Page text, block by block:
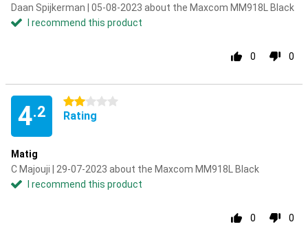
Daan Spijkerman | 05-08-2023 about the Maxcom MM918L Black
I recommend this product
0 0
4.2
2 stars
Rating
Matig
C Majouji | 29-07-2023 about the Maxcom MM918L Black
I recommend this product
0 0